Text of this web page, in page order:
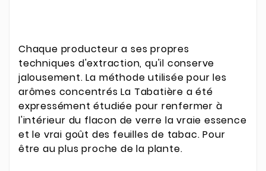
Chaque producteur a ses propres
techniques d'extraction, qu'il conserve
jalousement. La méthode utilisée pour les
arômes concentrés La Tabatière a été
expressément étudiée pour renfermer à
l'intérieur du flacon de verre la vraie essence
et le vrai goût des feuilles de tabac. Pour
être au plus proche de la plante.